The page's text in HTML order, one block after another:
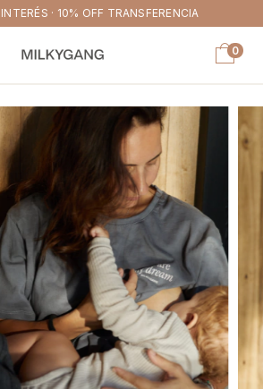
· 10% OFF TRANSFERENCIA
0